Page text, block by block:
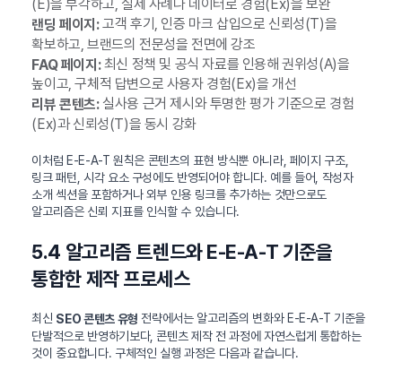
(E)을 부각하고, 실제 사례나 데이터로 경험(Ex)을 보완
랜딩 페이지:고객 후기, 인증 마크 삽입으로 신뢰성(T)을
확보하고, 브랜드의 전문성을 전면에 강조
FAQ 페이지:최신 정책 및 공식 자료를 인용해 권위성(A)을
높이고, 구체적 답변으로 사용자 경험(Ex)을 개선
리뷰 콘텐츠:실사용 근거 제시와 투명한 평가 기준으로 경험
(Ex)과 신뢰성(T)을 동시 강화
이처럼 E-E-A-T 원칙은 콘텐츠의 표현 방식뿐 아니라, 페이지 구조,
링크 패턴, 시각 요소 구성에도 반영되어야 합니다. 예를 들어, 작성자
소개 섹션을 포함하거나 외부 인용 링크를 추가하는 것만으로도
알고리즘은 신뢰 지표를 인식할 수 있습니다.
5.4 알고리즘 트렌드와 E-E-A-T 기준을
통합한 제작 프로세스
최신 SEO 콘텐츠 유형 전략에서는 알고리즘의 변화와 E-E-A-T 기준을
단발적으로 반영하기보다, 콘텐츠 제작 전 과정에 자연스럽게 통합하는
것이 중요합니다. 구체적인 실행 과정은 다음과 같습니다.